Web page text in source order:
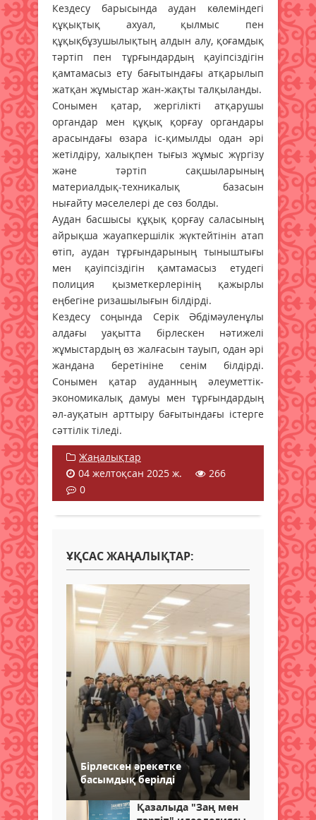
Кездесу барысында аудан көлеміндегі
құқықтық ахуал, қылмыс пен
құқықбұзушылықтың алдын алу, қоғамдық
тәртіп пен тұрғындардың қауіпсіздігін
қамтамасыз ету бағытындағы атқарылып
жатқан жұмыстар жан-жақты талқыланды.
Сонымен қатар, жергілікті атқарушы
органдар мен құқық қорғау органдары
арасындағы өзара іс-қимылды одан әрі
жетілдіру, халықпен тығыз жұмыс жүргізу
және тәртіп сақшыларының
материалдық-техникалық базасын
нығайту мәселелері де сөз болды.
Аудан басшысы құқық қорғау саласының
айрықша жауапкершілік жүктейтінін атап
өтіп, аудан тұрғындарының тыныштығы
мен қауіпсіздігін қамтамасыз етудегі
полиция қызметкерлерінің қажырлы
еңбегіне ризашылығын білдірді.
Кездесу соңында Серік Әбдімәуленұлы
алдағы уақытта бірлескен нәтижелі
жұмыстардың өз жалғасын тауып, одан әрі
жандана беретініне сенім білдірді.
Сонымен қатар ауданның әлеуметтік-
экономикалық дамуы мен тұрғындардың
әл-ауқатын арттыру бағытындағы істерге
сәттілік тіледі.
Жаңалықтар
04 желтоқсан 2025 ж.
266
0
ҰҚСАС ЖАҢАЛЫҚТАР:
Бірлескен әрекетке
басымдық берілді
Қазалыда "Заң мен